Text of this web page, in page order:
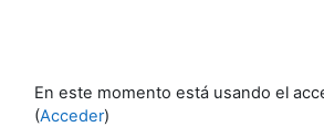
En este momento está usando el
(Acceder)